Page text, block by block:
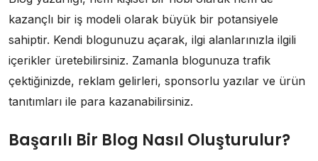
kazançlı bir iş modeli olarak büyük bir potansiyele
sahiptir. Kendi blogunuzu açarak, ilgi alanlarınızla ilgili
içerikler üretebilirsiniz. Zamanla blogunuza trafik
çektiğinizde, reklam gelirleri, sponsorlu yazılar ve ürün
tanıtımları ile para kazanabilirsiniz.
Başarılı Bir Blog Nasıl Oluşturulur?